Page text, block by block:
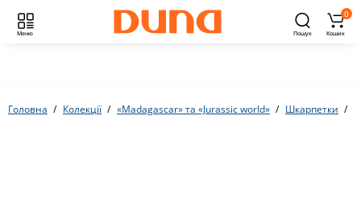
Меню Пошук
0
Кошик
Головна Колекції «Madagascar» та «Jurassic world» Шкарпетки